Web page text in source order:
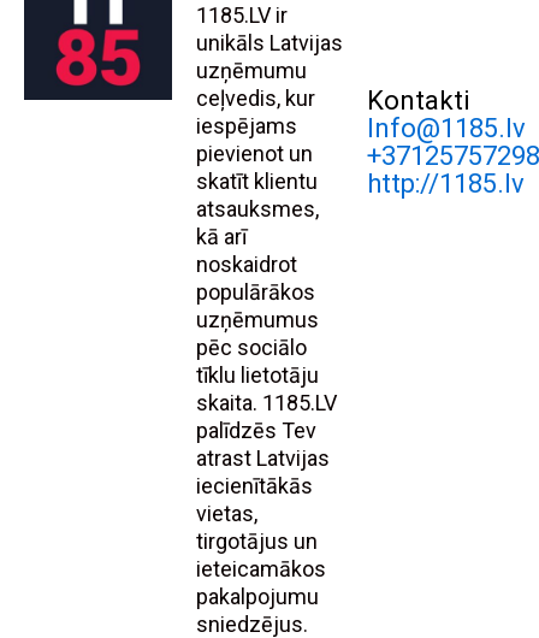
1185.LV ir
unikāls Latvijas
uzņēmumu
ceļvedis, kur
iespējams
pievienot un
skatīt klientu
atsauksmes,
kā arī
noskaidrot
populārākos
uzņēmumus
pēc sociālo
tīklu lietotāju
skaita. 1185.LV
palīdzēs Tev
atrast Latvijas
iecienītākās
vietas,
tirgotājus un
ieteicamākos
pakalpojumu
sniedzējus.
Kontakti
Info@1185.lv
http://1185.lv